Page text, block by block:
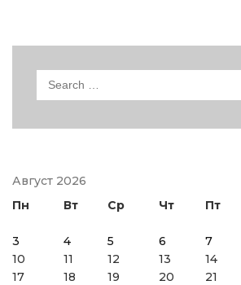
Search
Август 2026
Пн
Вт Ср Чт Пт
3
4 5 6 7
10
11 12 13 14
17
18 19 20 21